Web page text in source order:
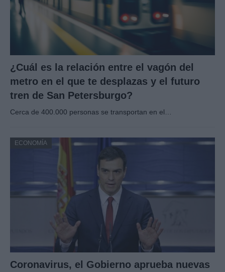
¿Cuál es la relación entre el vagón del
metro en el que te desplazas y el futuro
tren de San Petersburgo?
Cerca de 400.000 personas se transportan en el…
ECONOMÍA
Coronavirus, el Gobierno aprueba nuevas